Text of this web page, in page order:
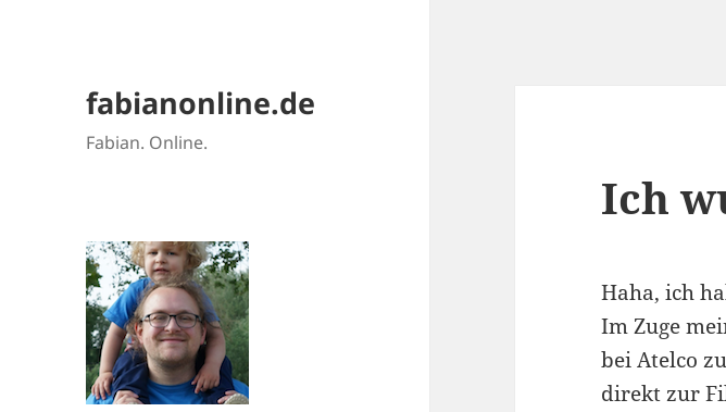
fabianonline.de
Fabian. Online.
Ich
Haha, ich
Im Zuge
bei Atelco
direkt zur